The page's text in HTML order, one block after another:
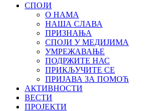
СПОЈИ
О НАМА
НАША СЛАВА
ПРИЗНАЊА
СПОЈИ У МЕДИЈИМА
УМРЕЖАВАЊЕ
ПОДРЖИТЕ НАС
ПРИКЉУЧИТЕ СЕ
ПРИЈАВА ЗА ПОМОЋ
АКТИВНОСТИ
ВЕСТИ
ПРОЈЕКТИ